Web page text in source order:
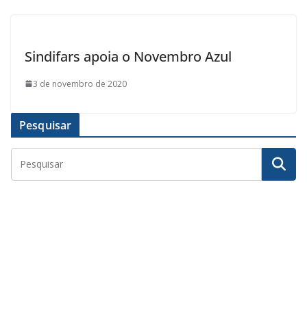
Sindifars apoia o Novembro Azul
3 de novembro de 2020
Pesquisar